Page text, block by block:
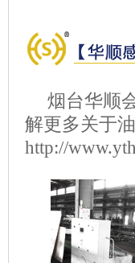
烟台华顺
解更多关于
http://